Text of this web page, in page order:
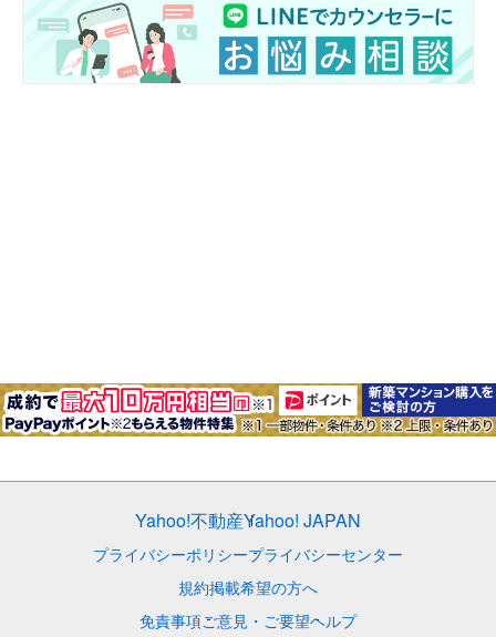
Yahoo!不動産Yahoo! JAPAN
プライバシーポリシープライバシーセンター
規約掲載希望の方へ
免責事項ご意見・ご要望ヘルプ